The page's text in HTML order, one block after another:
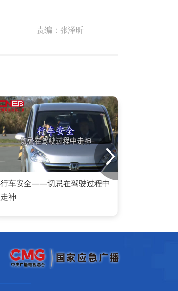
责编： 张泽昕
行车安全——切忌在驾驶过程中
走神